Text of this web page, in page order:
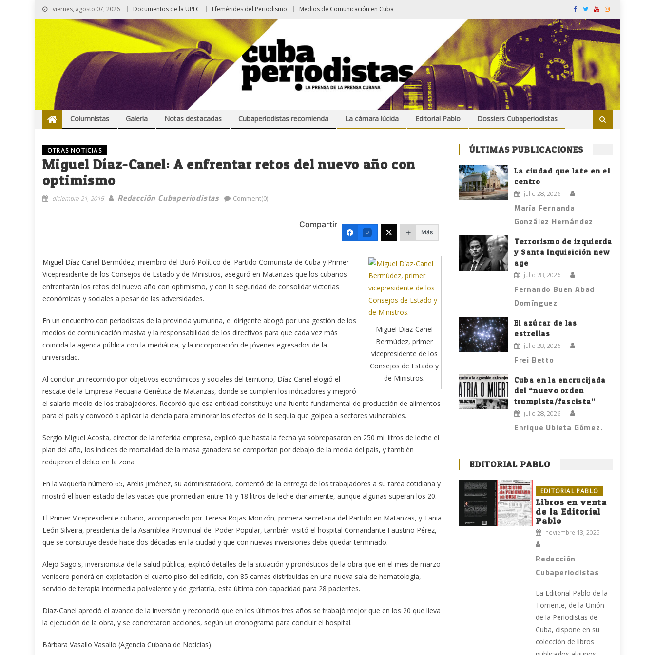
viernes, agosto 07, 2026 Documentos de la UPEC Efemérides del Periodismo Medios de Comunicación en Cuba
Columnistas Galería Notas destacadas Cubaperiodistas recomienda La cámara lúcida Editorial Pablo Dossiers Cubaperiodistas
OTRAS NOTICIAS
Miguel Díaz-Canel: A enfrentar retos del nuevo año con
optimismo
diciembre 21, 2015 Redacción Cubaperiodistas Comment(0)
Compartir
0 Más
Miguel Díaz-Canel
Bermúdez, primer
vicepresidente de los
Consejos de Estado y
de Ministros.
Miguel Díaz-Canel Bermúdez, miembro del Buró Político del Partido Comunista de Cuba y Primer
Vicepresidente de los Consejos de Estado y de Ministros, aseguró en Matanzas que los cubanos
enfrentarán los retos del nuevo año con optimismo, y con la seguridad de consolidar victorias
económicas y sociales a pesar de las adversidades.
En un encuentro con periodistas de la provincia yumurina, el dirigente abogó por una gestión de los
medios de comunicación masiva y la responsabilidad de los directivos para que cada vez más
coincida la agenda pública con la mediática, y la incorporación de jóvenes egresados de la
universidad.
Al concluir un recorrido por objetivos económicos y sociales del territorio, Díaz-Canel elogió el
rescate de la Empresa Pecuaria Genética de Matanzas, donde se cumplen los indicadores y mejoró
el salario medio de los trabajadores. Recordó que esa entidad constituye una fuente fundamental de producción de alimentos
para el país y convocó a aplicar la ciencia para aminorar los efectos de la sequía que golpea a sectores vulnerables.
Sergio Miguel Acosta, director de la referida empresa, explicó que hasta la fecha ya sobrepasaron en 250 mil litros de leche el
plan del año, los índices de mortalidad de la masa ganadera se comportan por debajo de la media del país, y también
redujeron el delito en la zona.
En la vaquería número 65, Arelis Jiménez, su administradora, comentó de la entrega de los trabajadores a su tarea cotidiana y
mostró el buen estado de las vacas que promedian entre 16 y 18 litros de leche diariamente, aunque algunas superan los 20.
El Primer Vicepresidente cubano, acompañado por Teresa Rojas Monzón, primera secretaria del Partido en Matanzas, y Tania
León Silveira, presidenta de la Asamblea Provincial del Poder Popular, también visitó el hospital Comandante Faustino Pérez,
que se construye desde hace dos décadas en la ciudad y que con nuevas inversiones debe quedar terminado.
Alejo Sagols, inversionista de la salud pública, explicó detalles de la situación y pronósticos de la obra que en el mes de marzo
venidero pondrá en explotación el cuarto piso del edificio, con 85 camas distribuidas en una nueva sala de hematología,
servicio de terapia intermedia polivalente y de geriatría, esta última con capacidad para 28 pacientes.
Díaz-Canel apreció el avance de la inversión y reconoció que en los últimos tres años se trabajó mejor que en los 20 que lleva
la ejecución de la obra, y se concretaron acciones, según un cronograma para concluir el hospital.
Bárbara Vasallo Vasallo (Agencia Cubana de Noticias)
ÚLTIMAS PUBLICACIONES
La ciudad que late en el
centro
julio 28, 2026
María Fernanda
González Hernández
Terrorismo de izquierda
y Santa Inquisición new
age
julio 28, 2026
Fernando Buen Abad
Domínguez
El azúcar de las
estrellas
julio 28, 2026
Frei Betto
Cuba en la encrucijada
del “nuevo orden
trumpista/fascista”
julio 28, 2026
Enrique Ubieta Gómez.
EDITORIAL PABLO
EDITORIAL PABLO
Libros en venta
de la Editorial
Pablo
noviembre 13, 2025
Redacción
Cubaperiodistas
La Editorial Pablo de la
Torriente, de la Unión
de la Periodistas de
Cuba, dispone en su
colección de libros